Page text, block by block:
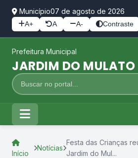
Município07 de agosto de 2026
A+ A A- Contraste
Prefeitura Municipal
JARDIM DO MULATO
Início
Notícias
Festa das Crianças
Jardim do Mul...